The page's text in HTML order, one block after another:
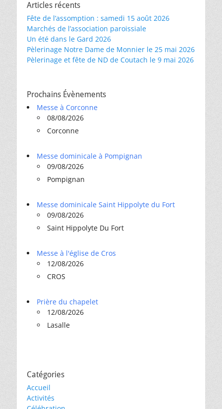
Articles récents
Fête de l’assomption : samedi 15 août 2026
Marchés de l’association paroissiale
Un été dans le Gard 2026
Pèlerinage Notre Dame de Monnier le 25 mai 2026
Pèlerinage et fête de ND de Coutach le 9 mai 2026
Prochains Évènements
Messe à Corconne
08/08/2026
Corconne
Messe dominicale à Pompignan
09/08/2026
Pompignan
Messe dominicale Saint Hippolyte du Fort
09/08/2026
Saint Hippolyte Du Fort
Messe à l'église de Cros
12/08/2026
CROS
Prière du chapelet
12/08/2026
Lasalle
Catégories
Accueil
Activités